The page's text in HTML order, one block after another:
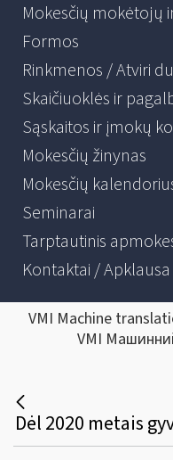
Mokesčių mokėtojų
Formos
Rinkmenos / Atviri
Skaičiuoklės ir
Sąskaitos ir įmokų
Mokesčių žinynas
Mokesčių
Seminarai
Tarptautinis
Kontaktai / Apklausa
VMI Machine
VMI